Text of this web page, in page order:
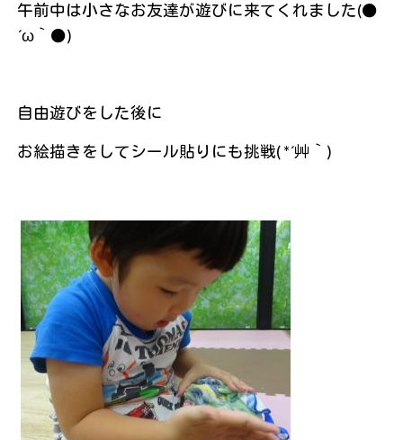
午前中は小さなお友達が遊びに来てくれました(●
´ω｀●)
自由遊びをした後に
お絵描きをしてシール貼りにも挑戦( *´艸｀)